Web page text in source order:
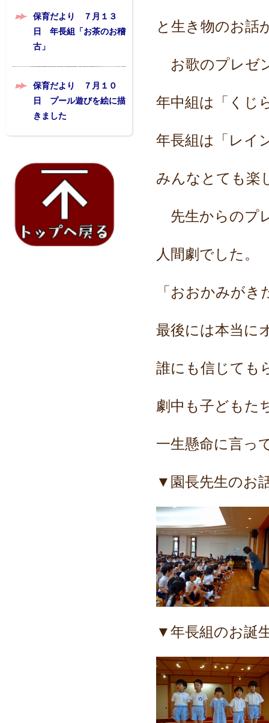
保育だより ７月１３
日 年長組「お茶のお稽
古」
保育だより ７月１０
日 プール遊びを絵に描
きました
と生き物のお話
お歌のプレゼ
年中組は「くじ
年長組は「レイ
みんなとても楽
先生からのプ
人間劇でした。
「おおかみが
最後には本当に
誰にも信じても
劇中も子どもた
一生懸命に言っ
▼園長先生のお
▼年長組のお誕